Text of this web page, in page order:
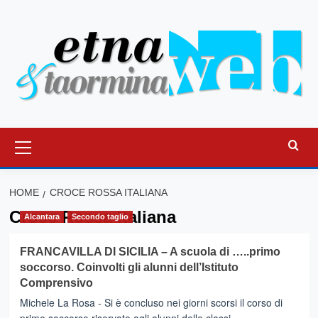
principale
HOME CROCE ROSSA ITALIANA
Croce Rossa Italiana
Alcantara Secondo taglio
FRANCAVILLA DI SICILIA – A scuola di …..primo
soccorso. Coinvolti gli alunni dell’Istituto
Comprensivo
Michele La Rosa - Si è concluso nei giorni scorsi il corso di